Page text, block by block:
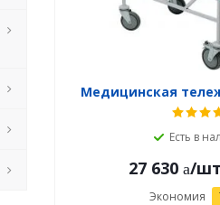
Медицинская
Есть в
27 630 /шт
Экономия